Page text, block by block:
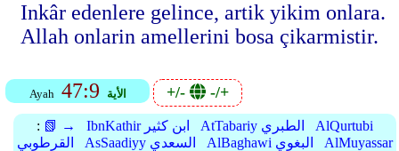
Inkâr edenlere gelince, artik yikim onlara.
Allah onlarin amellerini bosa çikarmistir.
Ayah 47:9 الأية +/- -/+
: 📗 → IbnKathir ابن كثير AtTabariy الطبري
AlQurtubi
القرطوبي
AsSaadiyy السعدي AlBaghawi البغوي
AlMuyassar